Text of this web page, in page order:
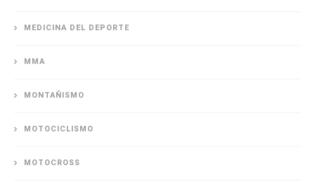
MEDICINA DEL DEPORTE
MMA
MONTAÑISMO
MOTOCICLISMO
MOTOCROSS